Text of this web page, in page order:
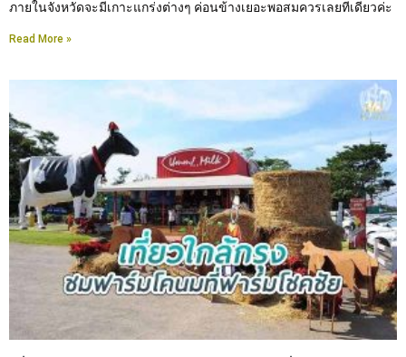
ภายในจังหวัดจะมีเกาะแกร่งต่างๆ ค่อนข้างเยอะพอสมควรเลยทีเดียวค่ะ
Read More »